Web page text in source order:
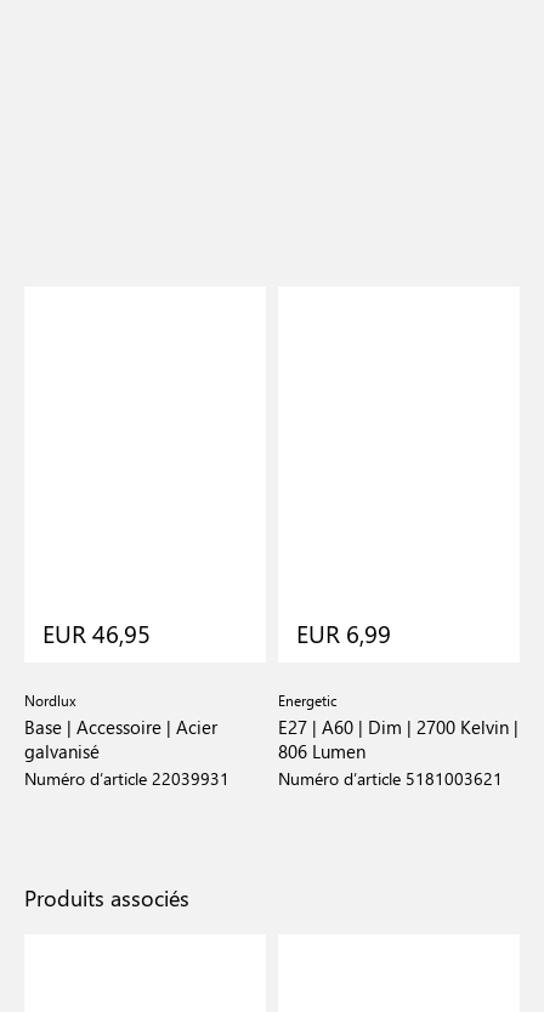
EUR 46,95
Nordlux
Base | Accessoire | Acier
galvanisé
Numéro d’article 22039931
EUR 6,99
Energetic
E27 | A60 | Dim | 2700 Kelvin |
806 Lumen
Numéro d’article 5181003621
Produits associés